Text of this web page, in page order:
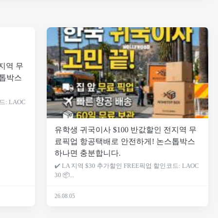
역 무
박스
: LAOC
유학생 귀국이사 $100 반값할인 전지역 무
료픽업 항공택배로 안전하게! 논스톱박스
하나면 충분합니다.
✔️ LA 지역 $30 추가할인 FREE픽업 할인코드: LAOC
30 📦...
26.08.05